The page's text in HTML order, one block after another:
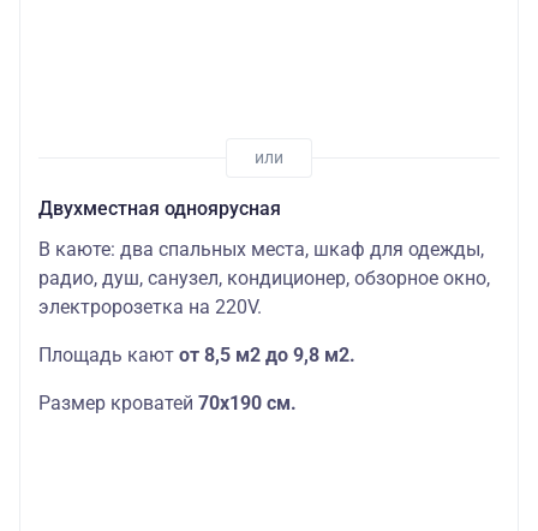
Двухместная одноярусная
В каюте: два спальных места, шкаф для одежды,
радио, душ, санузел, кондиционер, обзорное окно,
электророзетка на 220V.
Площадь кают от 8,5 м2 до 9,8 м2.
Размер кроватей 70х190 см.